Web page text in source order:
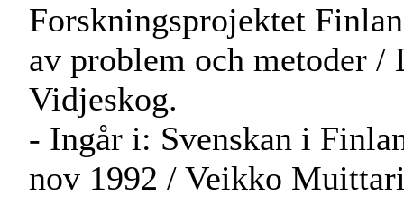
Forskningsprojektet
av problem och metoder
Vidjeskog.
- Ingår i: Svenskan i
nov 1992 / Veikko